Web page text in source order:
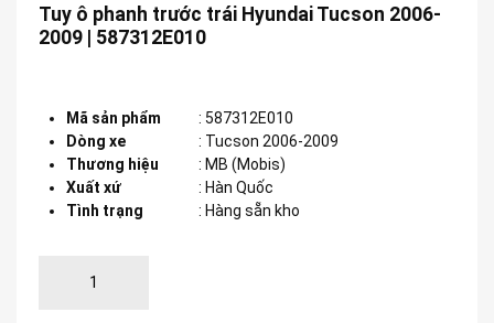
Tuy ô phanh trước trái Hyundai Tucson 2006-
2009 | 587312E010
Mã sản phẩm : 587312E010
Dòng xe
: Tucson 2006-2009
Thương hiệu
: MB (Mobis)
Xuất xứ
: Hàn Quốc
Tình trạng
: Hàng sẵn kho